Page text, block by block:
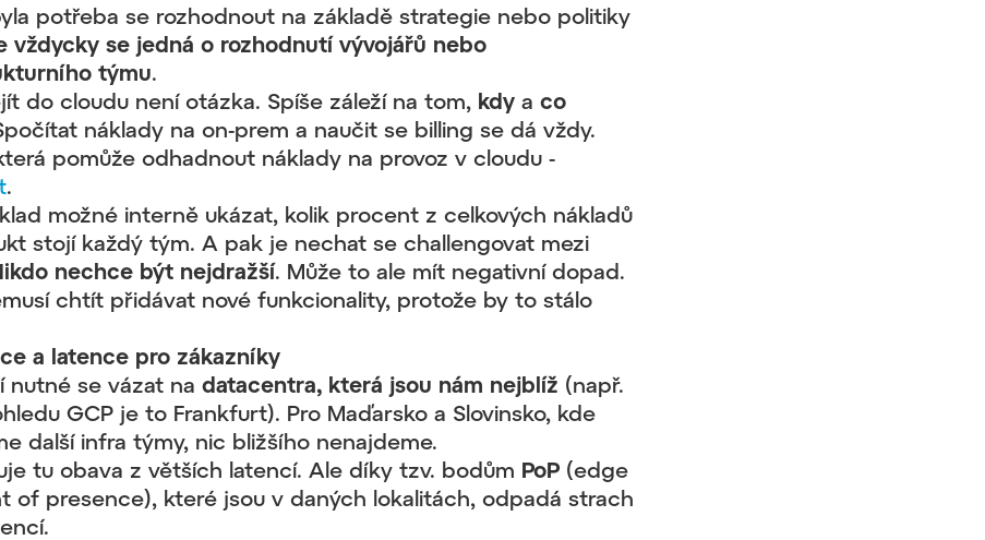
potřeba se rozhodnout na základě strategie nebo politiky
vždycky se jedná o rozhodnutí vývojářů nebo
týmu.
do cloudu není otázka. Spíše záleží na tom, kdy a co
náklady na on-prem a naučit se billing se dá vždy.
pomůže odhadnout náklady na provoz v cloudu -
.
možné interně ukázat, kolik procent z celkových nákladů
stojí každý tým. A pak je nechat se challengovat mezi
nechce být nejdražší. Může to ale mít negativní dopad.
chtít přidávat nové funkcionality, protože by to stálo
a latence pro zákazníky
nutné se vázat na datacentra, která jsou nám nejblíž (např.
GCP je to Frankfurt). Pro Maďarsko a Slovinsko, kde
další infra týmy, nic bližšího nenajdeme.
tu obava z větších latencí. Ale díky tzv. bodům PoP (edge
of presence), které jsou v daných lokalitách, odpadá strach